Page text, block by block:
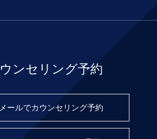
ンセリング予約
メールでカウンセリング予約